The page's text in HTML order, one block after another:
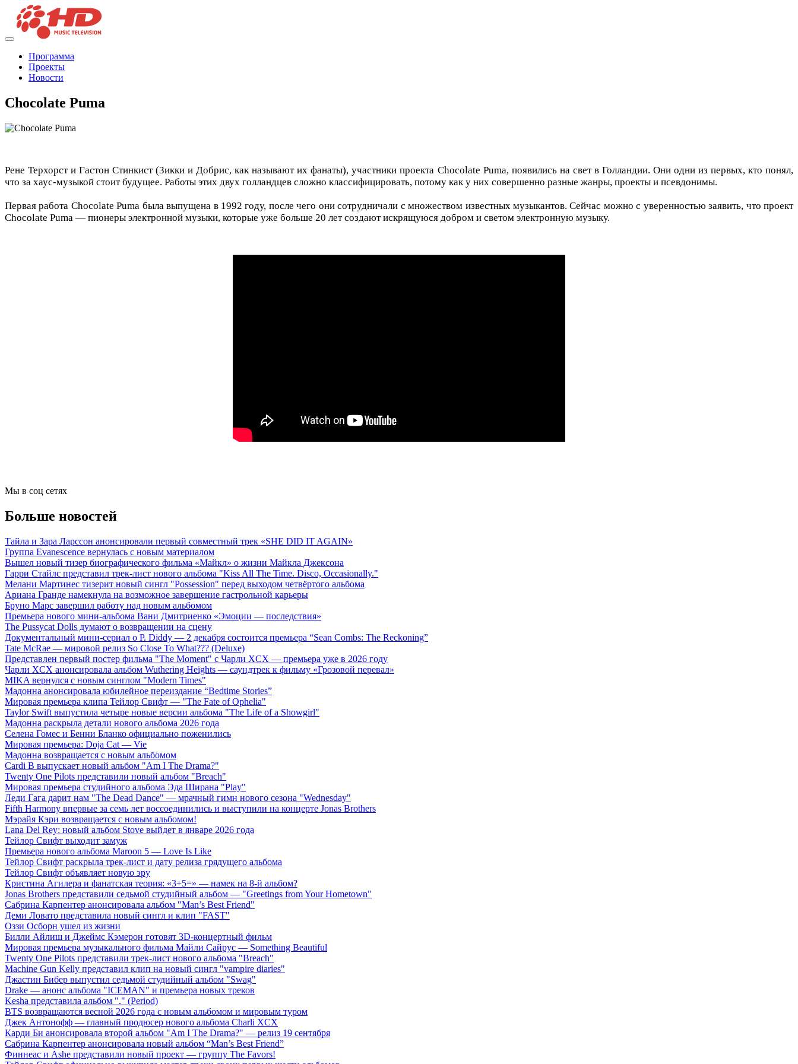
Программа
Проекты
Новости
Chocolate Puma
Рене Терхорст и Гастон Стинкист (Зикки и Добрис, как называют их фанаты), участники проекта Chocolate Puma, появились на свет в Голландии. Они одни из первых, кто понял,
что за хаус-музыкой стоит будущее. Работы этих двух голландцев сложно классифицировать, потому как у них совершенно разные жанры, проекты и псевдонимы.
Первая работа Chocolate Puma была выпущена в 1992 году, после чего они сотрудничали с множеством известных музыкантов. Сейчас можно с уверенностью заявить, что проект
Chocolate Puma — пионеры электронной музыки, которые уже больше 20 лет создают искрящуюся добром и светом электронную музыку.
Мы в соц сетях
Больше новостей
Тайла и Зара Ларссон анонсировали первый совместный трек «SHE DID IT AGAIN»
Группа Evanescence вернулась с новым материалом
Вышел новый тизер биографического фильма «Майкл» о жизни Майкла Джексона
Гарри Стайлс представил трек-лист нового альбома "Kiss All The Time. Disco, Occasionally."
Мелани Мартинес тизерит новый сингл "Possession" перед выходом четвёртого альбома
Ариана Гранде намекнула на возможное завершение гастрольной карьеры
Бруно Марс завершил работу над новым альбомом
Премьера нового мини-альбома Вани Дмитриенко «Эмоции — последствия»
The Pussycat Dolls думают о возвращении на сцену
Документальный мини-сериал о P. Diddy — 2 декабря состоится премьера “Sean Combs: The Reckoning”
Tate McRae — мировой релиз So Close To What??? (Deluxe)
Представлен первый постер фильма "The Moment" с Чарли XCX — премьера уже в 2026 году
Чарли XCX анонсировала альбом Wuthering Heights — саундтрек к фильму «Грозовой перевал»
MIKA вернулся с новым синглом "Modern Times"
Мадонна анонсировала юбилейное переиздание “Bedtime Stories”
Мировая премьера клипа Тейлор Свифт — "The Fate of Ophelia"
Taylor Swift выпустила четыре новые версии альбома "The Life of a Showgirl"
Мадонна раскрыла детали нового альбома 2026 года
Селена Гомес и Бенни Бланко официально поженились
Мировая премьера: Doja Cat — Vie
Мадонна возвращается с новым альбомом
Cardi B выпускает новый альбом "Am I The Drama?"
Twenty One Pilots представили новый альбом "Breach"
Мировая премьера студийного альбома Эда Ширана "Play"
Леди Гага дарит нам "The Dead Dance" — мрачный гимн нового сезона "Wednesday"
Fifth Harmony впервые за семь лет воссоединились и выступили на концерте Jonas Brothers
Мэрайя Кэри возвращается с новым альбомом!
Lana Del Rey: новый альбом Stove выйдет в январе 2026 года
Тейлор Свифт выходит замуж
Премьера нового альбома Maroon 5 — Love Is Like
Тейлор Свифт раскрыла трек-лист и дату релиза грядущего альбома
Тейлор Свифт объявляет новую эру
Кристина Агилера и фанатская теория: «3+5=» — намек на 8-й альбом?
Jonas Brothers представили седьмой студийный альбом — "Greetings from Your Hometown"
Сабрина Карпентер анонсировала альбом "Man’s Best Friend"
Деми Ловато представила новый сингл и клип "FAST"
Оззи Осборн ушел из жизни
Билли Айлиш и Джеймс Кэмерон готовят 3D-концертный фильм
Мировая премьера музыкального фильма Майли Сайрус — Something Beautiful
Twenty One Pilots представили трек-лист нового альбома "Breach"
Machine Gun Kelly представил клип на новый сингл "vampire diaries"
Джастин Бибер выпустил седьмой студийный альбом "Swag"
Drake — анонс альбома "ICEMAN" и премьера новых треков
Kesha представила альбом "." (Period)
BTS возвращаются весной 2026 года с новым альбомом и мировым туром
Джек Антонофф — главный продюсер нового альбома Charli XCX
Карди Би анонсировала второй альбом "Am I The Drama?" — релиз 19 сентября
Сабрина Карпентер анонсировала новый альбом “Man’s Best Friend”
Финнеас и Ashe представили новый проект — группу The Favors!